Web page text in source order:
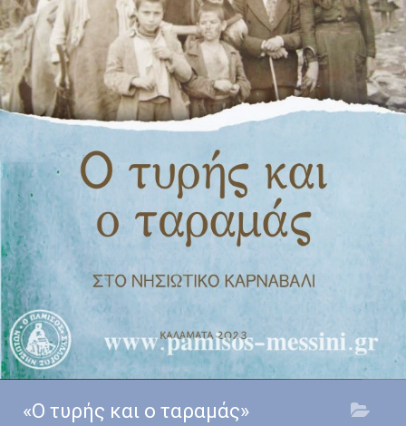
«Ο τυρής και ο ταραμάς»